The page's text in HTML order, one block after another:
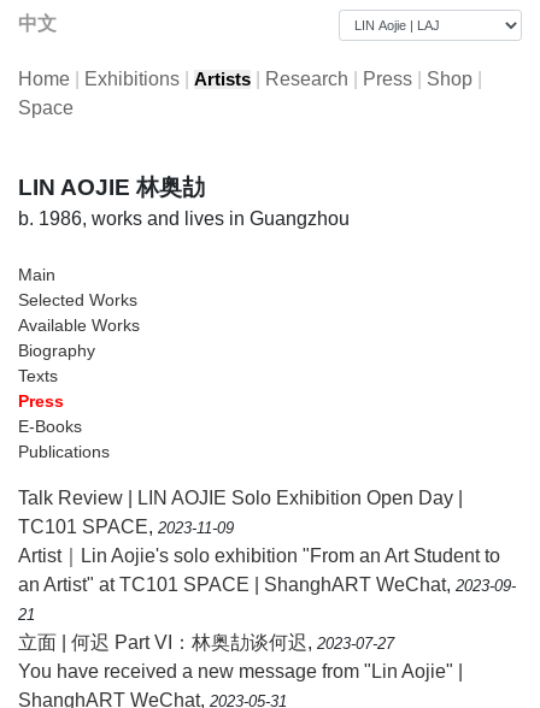
中文
Home Exhibitions Artists Research Press Shop
Space
LIN AOJIE 林奥劼
b. 1986, works and lives in Guangzhou
Main
Selected Works
Available Works
Biography
Texts
Press
E-Books
Publications
Talk Review | LIN AOJIE Solo Exhibition Open Day |
TC101 SPACE, 2023-11-09
Artist｜Lin Aojie's solo exhibition "From an Art Student to
an Artist" at TC101 SPACE | ShanghART WeChat, 2023-09-
21
立面 | 何迟 Part VI：林奥劼谈何迟, 2023-07-27
You have received a new message from "Lin Aojie" |
ShanghART WeChat, 2023-05-31